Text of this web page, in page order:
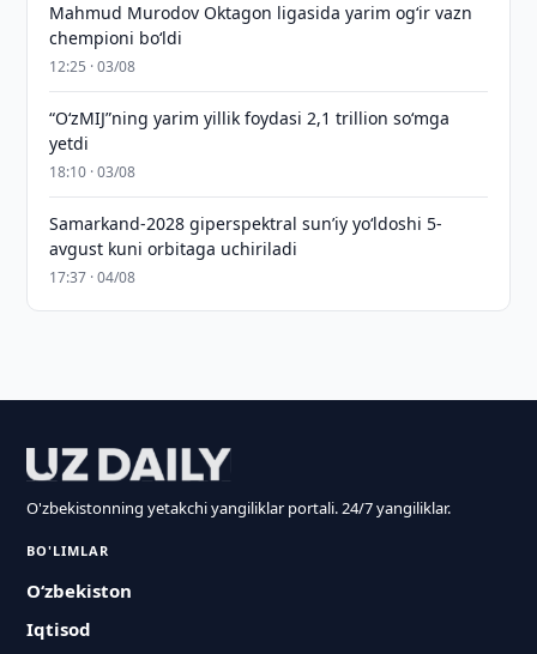
Mahmud Murodov Oktagon ligasida yarim og‘ir vazn
chempioni bo‘ldi
12:25 · 03/08
“O‘zMIJ”ning yarim yillik foydasi 2,1 trillion so‘mga
yetdi
18:10 · 03/08
Samarkand-2028 giperspektral sun’iy yo‘ldoshi 5-
avgust kuni orbitaga uchiriladi
17:37 · 04/08
O'zbekistonning yetakchi yangiliklar portali. 24/7 yangiliklar.
BO'LIMLAR
O‘zbekiston
Iqtisod